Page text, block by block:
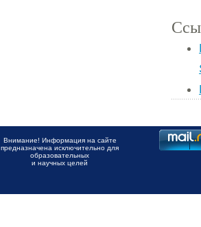
Внимание! Информация на сайте
предназначена исключительно для
образовательных
и научных целей